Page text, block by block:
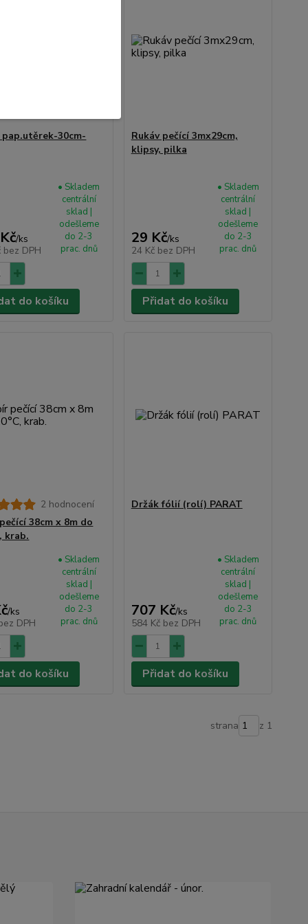
pap.utěrek-30cm-
/ks
bez DPH
• Skladem
centrální
sklad |
odešleme
do 2-3
prac. dnů
do košíku
Rukáv pečící 3mx29cm,
klipsy, pilka
29 Kč/ks
24 Kč bez DPH
• Skladem
centrální
sklad |
odešleme
do 2-3
prac. dnů
Přidat do košíku
2 hodnocení
38cm x 8m do
krab.
/ks
DPH
• Skladem
centrální
sklad |
odešleme
do 2-3
prac. dnů
do košíku
Držák fólií (rolí) PARAT
707 Kč/ks
584 Kč bez DPH
• Skladem
centrální
sklad |
odešleme
do 2-3
prac. dnů
Přidat do košíku
strana z 1